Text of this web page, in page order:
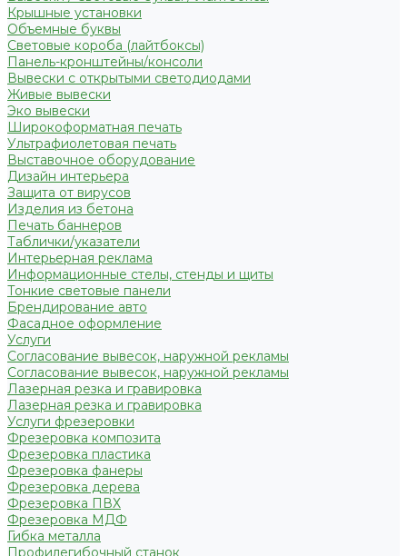
Крышные установки
Объемные буквы
Световые короба (лайтбоксы)
Панель-кронштейны/консоли
Вывески с открытыми светодиодами
Живые вывески
Эко вывески
Широкоформатная печать
Ультрафиолетовая печать
Выставочное оборудование
Дизайн интерьера
Защита от вирусов
Изделия из бетона
Печать баннеров
Таблички/указатели
Интерьерная реклама
Информационные стелы, стенды и щиты
Тонкие световые панели
Брендирование авто
Фасадное оформление
Услуги
Согласование вывесок, наружной рекламы
Согласование вывесок, наружной рекламы
Лазерная резка и гравировка
Лазерная резка и гравировка
Услуги фрезеровки
Фрезеровка композита
Фрезеровка пластика
Фрезеровка фанеры
Фрезеровка дерева
Фрезеровка ПВХ
Фрезеровка МДФ
Гибка металла
Профилегибочный станок